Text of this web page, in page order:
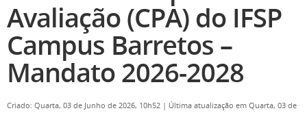
Avaliação (CPA) do IFSP
Campus Barretos –
Mandato 2026-2028
Criado: Quarta, 03 de Junho de 2026, 10h52 | Última atualização em Quarta, 03 de